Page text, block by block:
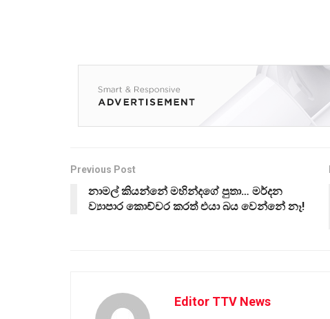
Previous Post
නාමල් කියන්නේ මහින්දගේ පුතා… මර්දන
ව්‍යාපාර කොච්චර කරත් එයා බය වෙන්නේ නෑ!
Editor TTV News